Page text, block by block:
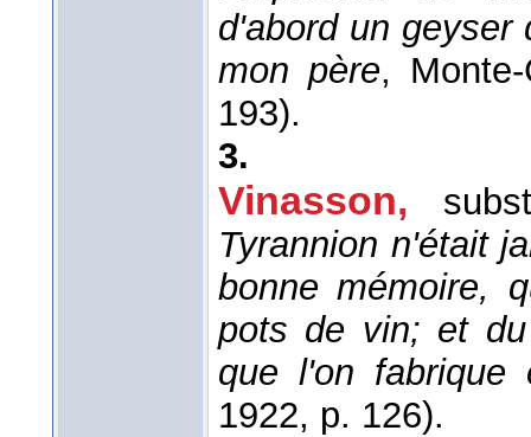
d'abord un geyser
mon père,
193).
3.
Vinasson,
Tyrannion n'était
bonne mémoire,
pots de vin; et
que l'on fabrique
1922, p. 126).